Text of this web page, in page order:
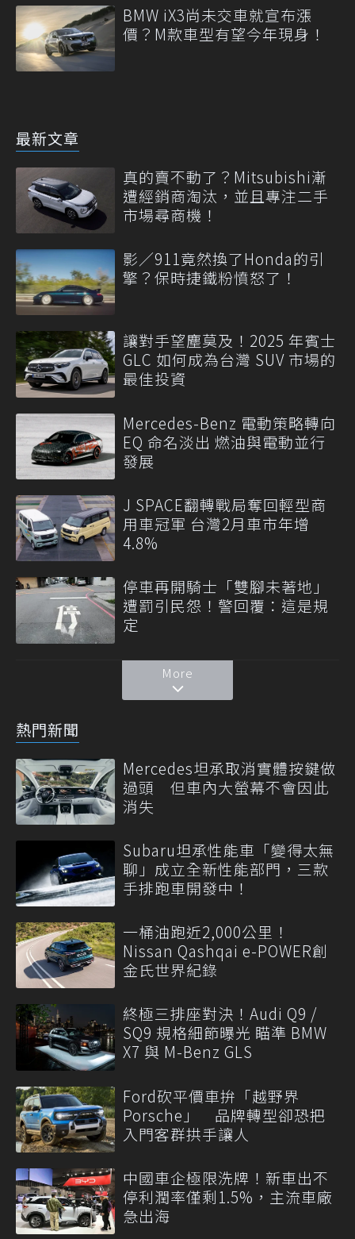
BMW iX3尚未交車就宣布漲
價？M款車型有望今年現身！
最新文章
真的賣不動了？Mitsubishi漸
遭經銷商淘汰，並且專注二手
市場尋商機！
影／911竟然換了Honda的引
擎？保時捷鐵粉憤怒了！
讓對手望塵莫及！2025 年賓士
GLC 如何成為台灣 SUV 市場的
最佳投資
Mercedes-Benz 電動策略轉向
EQ 命名淡出 燃油與電動並行
發展
J SPACE翻轉戰局奪回輕型商
用車冠軍 台灣2月車市年增
4.8%
停車再開騎士「雙腳未著地」
遭罰引民怨！警回覆：這是規
定
More
熱門新聞
Mercedes坦承取消實體按鍵做
過頭 但車內大螢幕不會因此
消失
Subaru坦承性能車「變得太無
聊」成立全新性能部門，三款
手排跑車開發中！
一桶油跑近2,000公里！
Nissan Qashqai e-POWER創
金氏世界紀錄
終極三排座對決！Audi Q9 /
SQ9 規格細節曝光 瞄準 BMW
X7 與 M-Benz GLS
Ford砍平價車拚「越野界
Porsche」 品牌轉型卻恐把
入門客群拱手讓人
中國車企極限洗牌！新車出不
停利潤率僅剩1.5%，主流車廠
急出海